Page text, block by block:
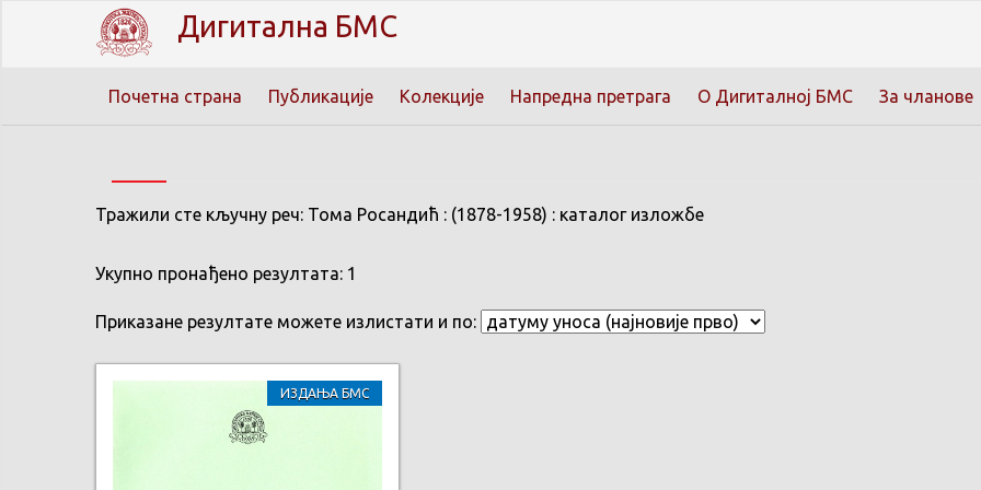
Дигитална БМС
Почетна страна Публикације Колекције Напредна претрага О Дигиталној БМС За чланове
Тражили сте кључну реч: Тома Росандић : (1878-1958) : каталог изложбе
Укупно пронађено резултата: 1
Приказане резултате можете излистати и по:
ИЗДАЊА БМС